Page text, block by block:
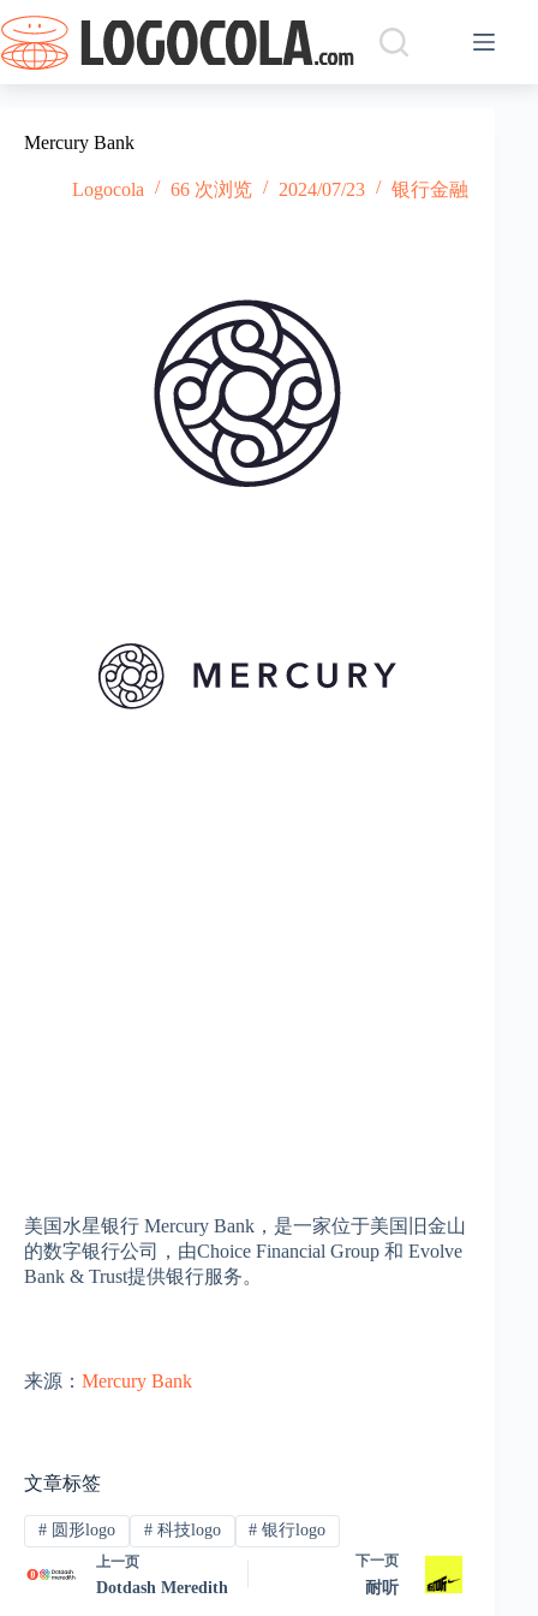
过
内
容
Mercury Bank
Logocola 66 次浏览 2024/07/23 银行金融
美国水星银行 Mercury Bank，是一家位于美国旧金山
的数字银行公司，由Choice Financial Group 和 Evolve
Bank & Trust提供银行服务。
来源： Mercury Bank
文章标签
#圆形logo #科技logo # 银行logo
上一页
Dotdash Meredith
下一页
耐听